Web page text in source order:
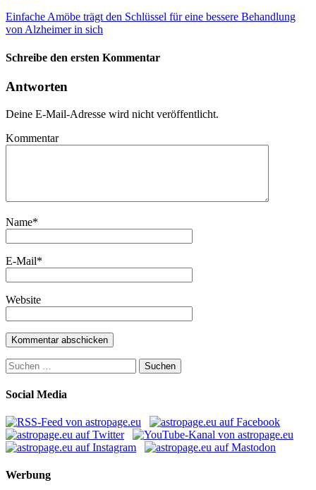
Einfache Amöbe trägt den Schlüssel für eine bessere Behandlung
von Alzheimer in sich
Schreibe den ersten Kommentar
Antworten
Deine E-Mail-Adresse wird nicht veröffentlicht.
Kommentar
Name*
E-Mail*
Website
Suchen
nach:
Social Media
Werbung